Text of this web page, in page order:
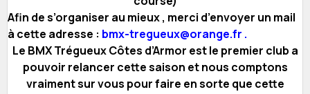
Afin de s’organiser au mieux , merci d’envoyer un mail
à cette adresse : bmx-tregueux@orange.fr .
Le BMX Trégueux Côtes d’Armor est le premier club a
pouvoir relancer cette saison et nous comptons
vraiment sur vous pour faire en sorte que cette